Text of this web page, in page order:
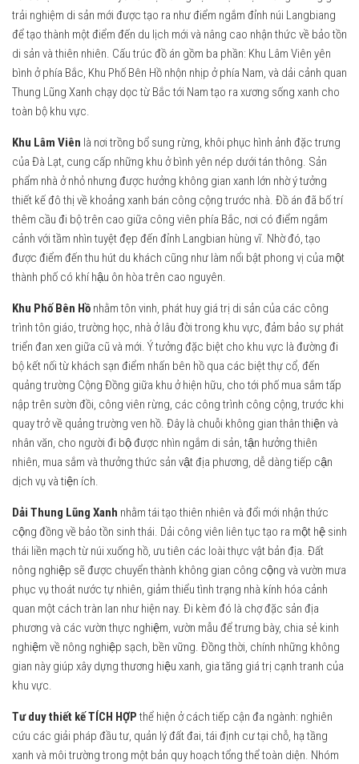
trải nghiệm di sản mới được tạo ra như điểm ngắm đỉnh núi Langbiang
để tạo thành một điểm đến du lịch mới và nâng cao nhận thức về bảo tồn
di sản và thiên nhiên. Cấu trúc đồ án gồm ba phần: Khu Lâm Viên yên
bình ở phía Bắc, Khu Phố Bên Hồ nhộn nhịp ở phía Nam, và dải cảnh quan
Thung Lũng Xanh chạy dọc từ Bắc tới Nam tạo ra xương sống xanh cho
toàn bộ khu vực.
Khu Lâm Viên là nơi trồng bổ sung rừng, khôi phục hình ảnh đặc trưng
của Đà Lạt, cung cấp những khu ở bình yên nép dưới tán thông. Sản
phẩm nhà ở nhỏ nhưng được hưởng không gian xanh lớn nhờ ý tưởng
thiết kế đô thị về khoảng xanh bán công cộng trước nhà. Đồ án đã bố trí
thêm cầu đi bộ trên cao giữa công viên phía Bắc, nơi có điểm ngắm
cảnh với tầm nhìn tuyệt đẹp đến đỉnh Langbian hùng vĩ. Nhờ đó, tạo
được điểm đến thu hút du khách cũng như làm nổi bật phong vị của một
thành phố có khí hậu ôn hòa trên cao nguyên.
Khu Phố Bên Hồ nhằm tôn vinh, phát huy giá trị di sản của các công
trình tôn giáo, trường học, nhà ở lâu đời trong khu vực, đảm bảo sự phát
triển đan xen giữa cũ và mới. Ý tưởng đặc biệt cho khu vực là đường đi
bộ kết nối từ khách sạn điểm nhấn bên hồ qua các biệt thự cổ, đến
quảng trường Cộng Đồng giữa khu ở hiện hữu, cho tới phố mua sắm tấp
nập trên sườn đồi, công viên rừng, các công trình công cộng, trước khi
quay trở về quảng trường ven hồ. Đây là chuỗi không gian thân thiện và
nhân văn, cho người đi bộ được nhìn ngắm di sản, tận hưởng thiên
nhiên, mua sắm và thưởng thức sản vật địa phương, dễ dàng tiếp cận
dịch vụ và tiện ích.
Dải Thung Lũng Xanh nhằm tái tạo thiên nhiên và đổi mới nhận thức
cộng đồng về bảo tồn sinh thái. Dải công viên liên tục tạo ra một hệ sinh
thái liền mạch từ núi xuống hồ, ưu tiên các loài thực vật bản địa. Đất
nông nghiệp sẽ được chuyển thành không gian công cộng và vườn mưa
phục vụ thoát nước tự nhiên, giảm thiểu tình trạng nhà kính hóa cảnh
quan một cách tràn lan như hiện nay. Đi kèm đó là chợ đặc sản địa
phương và các vườn thực nghiệm, vườn mẫu để trưng bày, chia sẻ kinh
nghiệm về nông nghiệp sạch, bền vững. Đồng thời, chính những không
gian này giúp xây dựng thương hiệu xanh, gia tăng giá trị cạnh tranh của
khu vực.
Tư duy thiết kế TÍCH HỢP thể hiện ở cách tiếp cận đa ngành: nghiên
cứu các giải pháp đầu tư, quản lý đất đai, tái định cư tại chỗ, hạ tầng
xanh và môi trường trong một bản quy hoạch tổng thể toàn diện. Nhóm